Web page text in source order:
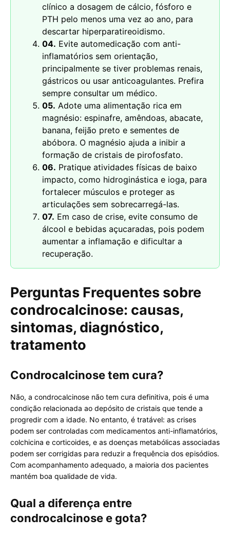
clínico a dosagem de cálcio, fósforo e
PTH pelo menos uma vez ao ano, para
descartar hiperparatireoidismo.
04. Evite automedicação com anti-
inflamatórios sem orientação,
principalmente se tiver problemas renais,
gástricos ou usar anticoagulantes. Prefira
sempre consultar um médico.
05. Adote uma alimentação rica em
magnésio: espinafre, amêndoas, abacate,
banana, feijão preto e sementes de
abóbora. O magnésio ajuda a inibir a
formação de cristais de pirofosfato.
06. Pratique atividades físicas de baixo
impacto, como hidroginástica e ioga, para
fortalecer músculos e proteger as
articulações sem sobrecarregá-las.
07. Em caso de crise, evite consumo de
álcool e bebidas açucaradas, pois podem
aumentar a inflamação e dificultar a
recuperação.
Perguntas Frequentes sobre
condrocalcinose: causas,
sintomas, diagnóstico,
tratamento
Condrocalcinose tem cura?
Não, a condrocalcinose não tem cura definitiva, pois é uma
condição relacionada ao depósito de cristais que tende a
progredir com a idade. No entanto, é tratável: as crises
podem ser controladas com medicamentos anti-inflamatórios,
colchicina e corticoides, e as doenças metabólicas associadas
podem ser corrigidas para reduzir a frequência dos episódios.
Com acompanhamento adequado, a maioria dos pacientes
mantém boa qualidade de vida.
Qual a diferença entre
condrocalcinose e gota?